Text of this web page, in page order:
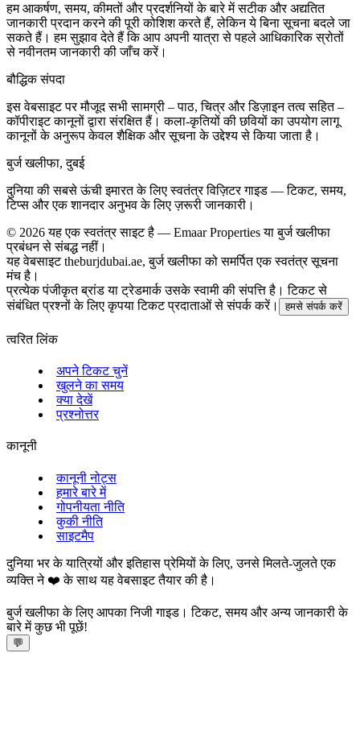
हम आकर्षण, समय, कीमतों और प्रदर्शनियों के बारे में सटीक और अद्यतित
जानकारी प्रदान करने की पूरी कोशिश करते हैं, लेकिन ये बिना सूचना बदले जा
सकते हैं। हम सुझाव देते हैं कि आप अपनी यात्रा से पहले आधिकारिक स्रोतों
से नवीनतम जानकारी की जाँच करें।
बौद्धिक संपदा
इस वेबसाइट पर मौजूद सभी सामग्री – पाठ, चित्र और डिज़ाइन तत्व सहित –
कॉपीराइट कानूनों द्वारा संरक्षित हैं। कला-कृतियों की छवियों का उपयोग लागू
कानूनों के अनुरूप केवल शैक्षिक और सूचना के उद्देश्य से किया जाता है।
बुर्ज खलीफा, दुबई
दुनिया की सबसे ऊंची इमारत के लिए स्वतंत्र विज़िटर गाइड — टिकट, समय,
टिप्स और एक शानदार अनुभव के लिए ज़रूरी जानकारी।
© 2026 यह एक स्वतंत्र साइट है — Emaar Properties या बुर्ज खलीफा
प्रबंधन से संबद्ध नहीं।
यह वेबसाइट theburjdubai.ae, बुर्ज खलीफा को समर्पित एक स्वतंत्र सूचना
मंच है।
प्रत्येक पंजीकृत ब्रांड या ट्रेडमार्क उसके स्वामी की संपत्ति है। टिकट से
संबंधित प्रश्नों के लिए कृपया टिकट प्रदाताओं से संपर्क करें।
हमसे संपर्क करें
त्वरित लिंक
अपने टिकट चुनें
खुलने का समय
क्या देखें
प्रश्नोत्तर
कानूनी
कानूनी नोट्स
हमारे बारे में
गोपनीयता नीति
कुकी नीति
साइटमैप
दुनिया भर के यात्रियों और इतिहास प्रेमियों के लिए, उनसे मिलते-जुलते एक
व्यक्ति ने ❤️ के साथ यह वेबसाइट तैयार की है।
बुर्ज खलीफा के लिए आपका निजी गाइड। टिकट, समय और अन्य जानकारी के
बारे में कुछ भी पूछें!
💬